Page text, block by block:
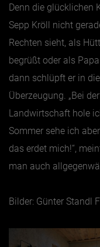
Denn die glücklichen
Sepp Kröll nicht
Rechten sieht, als
begrüßt oder als
dann schlüpft er in
Überzeugung. „Bei
Landwirtschaft hole
Sommer sehe ich
das erdet mich!“,
man auch
Bilder: Günter Standl